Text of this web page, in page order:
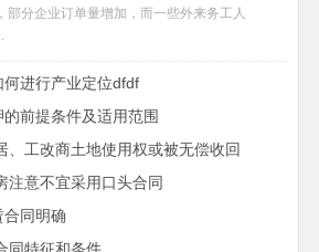
部分企业订单量增加，而一些外来务工人
进行产业定位dfdf
前提条件及适用范围
、工改商土地使用权或被无偿收回
注意不宜采用口头合同
合同明确